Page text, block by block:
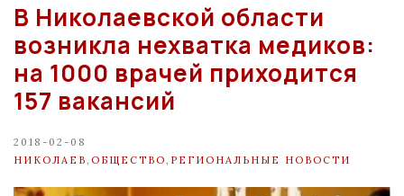
В Николаевской области
возникла нехватка медиков:
на 1000 врачей приходится
157 вакансий
2018-02-08
НИКОЛАЕВ ОБЩЕСТВО РЕГИОНАЛЬНЫЕ НОВОСТИ